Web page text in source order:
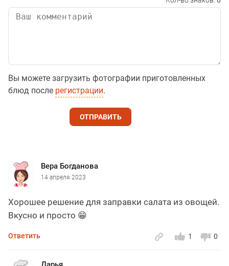
Вы можете загрузить фотографии приготовленных
блюд после регистрации.
ОТПРАВИТЬ
Вера Богданова
14 апреля 2023
Хорошее решение для заправки салата из овощей.
Вкусно и просто 😁
0
1
Ответить